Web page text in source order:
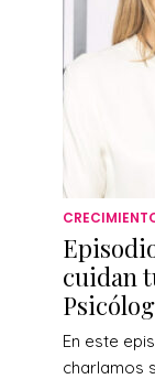
cuidan
En este
charlamos